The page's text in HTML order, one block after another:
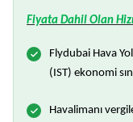
yürüyüş yoluna
Dubai Marina ‘da
otellere doğru
saati itibariyle
düzenlenecek
Fiyata Dahil Olan
Flydubai Hava
(IST) ekonomi
Havalimanı